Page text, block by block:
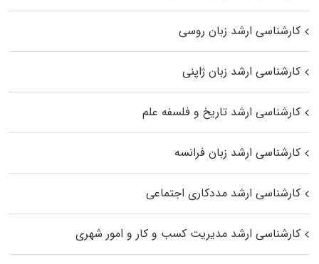
کارشناسی ارشد زبان روسی
کارشناسی ارشد زبان ژاپنی
کارشناسی ارشد تاریخ و فلسفه علم
کارشناسی ارشد زبان فرانسه
کارشناسی ارشد مددکاری اجتماعی
کارشناسی ارشد مدیریت کسب و کار و امور شهری